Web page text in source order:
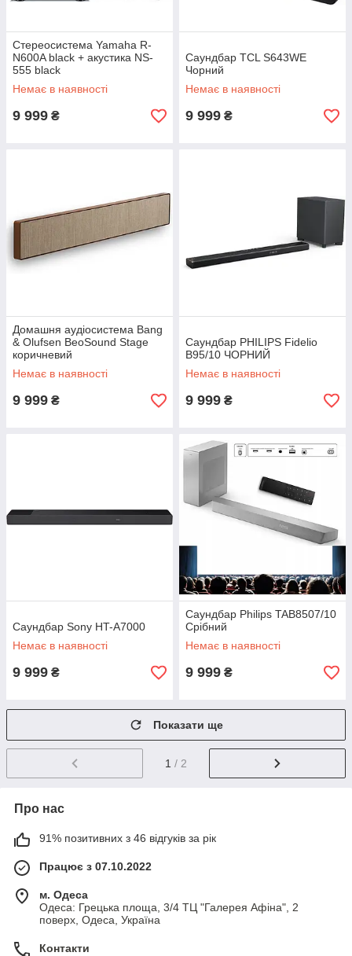
Стереосистема Yamaha R-
N600A black + акустика NS-
555 black
Немає в наявності
9 999 ₴
Саундбар TCL S643WE
Чорний
Немає в наявності
9 999 ₴
Домашня аудіосистема Bang
& Olufsen BeoSound Stage
коричневий
Немає в наявності
9 999 ₴
Саундбар PHILIPS Fidelio
B95/10 ЧОРНИЙ
Немає в наявності
9 999 ₴
Саундбар Sony HT-A7000
Немає в наявності
9 999 ₴
Саундбар Philips TAB8507/10
Срібний
Немає в наявності
9 999 ₴
Показати ще
1 / 2
Про нас
91% позитивних з 46 відгуків за рік
Працює з 07.10.2022
м. Одеса
Одеса: Грецька площа, 3/4 ТЦ "Галерея Афіна", 2
поверх, Одеса, Україна
Контакти